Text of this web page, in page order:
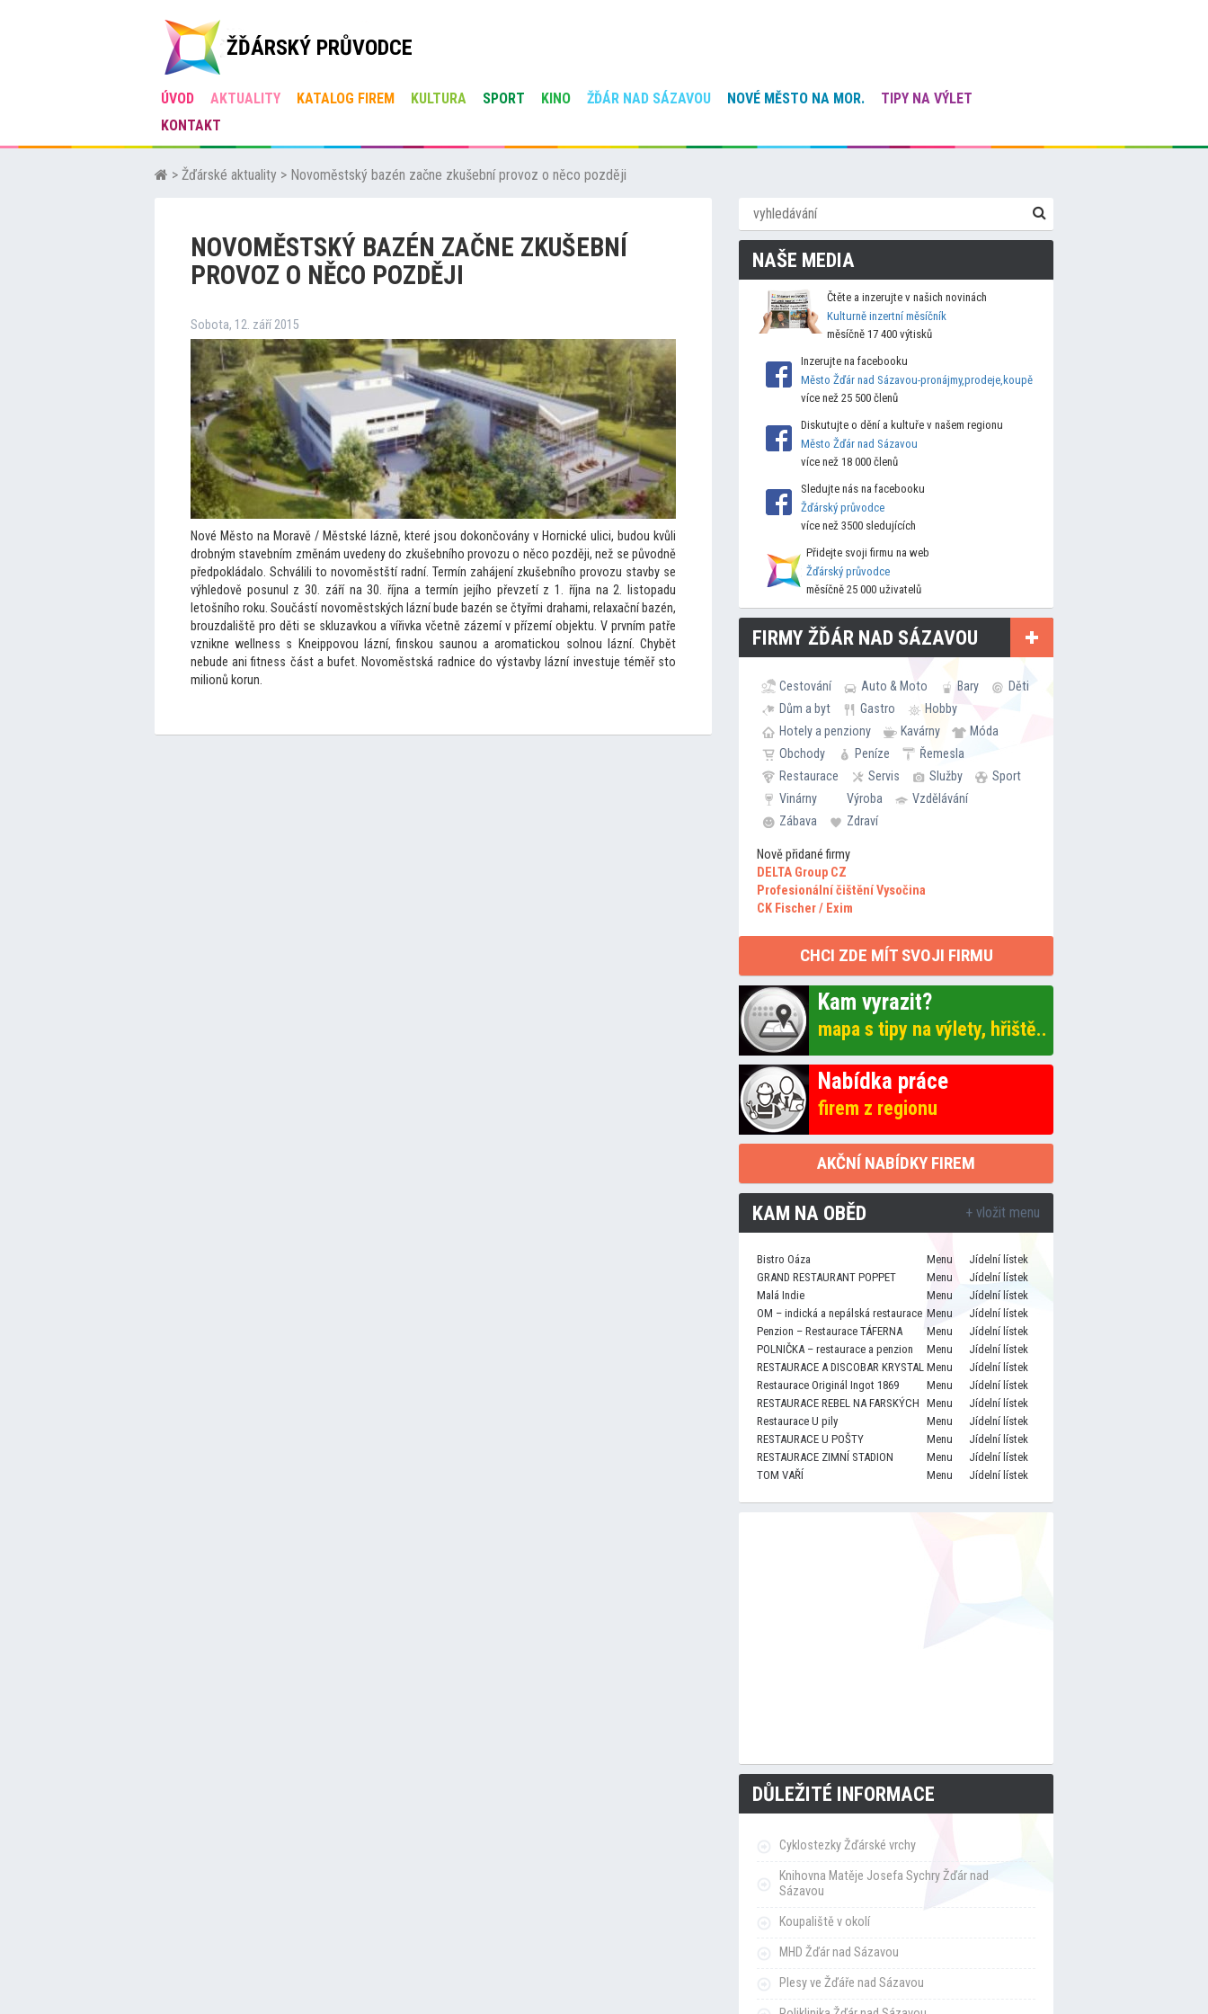
ŽĎÁRSKÝ PRŮVODCE
ÚVOD AKTUALITY KATALOG FIREM KULTURA SPORT KINO ŽĎÁR NAD SÁZAVOU NOVÉ MĚSTO NA MOR.
TIPY NA VÝLET
KONTAKT
> Žďárské aktuality > Novoměstský bazén začne zkušební provoz o něco později
NOVOMĚSTSKÝ BAZÉN ZAČNE ZKUŠEBNÍ
PROVOZ O NĚCO POZDĚJI
Sobota, 12. září 2015
Nové Město na Moravě / Městské lázně, které jsou dokončovány v Hornické ulici, budou kvůli
drobným stavebním změnám uvedeny do zkušebního provozu o něco později, než se původně
předpokládalo. Schválili to novoměstští radní. Termín zahájení zkušebního provozu stavby se
výhledově posunul z 30. září na 30. října a termín jejího převzetí z 1. října na 2. listopadu
letošního roku. Součástí novoměstských lázní bude bazén se čtyřmi drahami, relaxační bazén,
brouzdaliště pro děti se skluzavkou a vířivka včetně zázemí v přízemí objektu. V prvním patře
vznikne wellness s Kneippovou lázní, finskou saunou a aromatickou solnou lázní. Chybět
nebude ani fitness část a bufet. Novoměstská radnice do výstavby lázní investuje téměř sto
milionů korun.
NAŠE MEDIA
Čtěte a inzerujte v našich novinách
Kulturně inzertní měsíčník
měsíčně 17 400 výtisků
Inzerujte na facebooku
Město Žďár nad Sázavou-pronájmy,prodeje,koupě
více než 25 500 členů
Diskutujte o dění a kultuře v našem regionu
Město Žďár nad Sázavou
více než 18 000 členů
Sledujte nás na facebooku
Žďárský průvodce
více než 3500 sledujících
Přidejte svoji firmu na web
Žďárský průvodce
měsíčně 25 000 uživatelů
FIRMY ŽĎÁR NAD SÁZAVOU
Cestování Auto & Moto Bary
Děti
Dům a byt
Gastro
Hobby
Hotely a penziony
Kavárny
Móda
Obchody
Peníze
Řemesla
Restaurace
Servis Služby
Sport
Vinárny
Výroba
Vzdělávání
Zábava
Zdraví
Nově přidané firmy
DELTA Group CZ
Profesionální čištění Vysočina
CK Fischer / Exim
CHCI ZDE MÍT SVOJI FIRMU
Kam vyrazit?
mapa s tipy na výlety, hřiště..
Nabídka práce
firem z regionu
AKČNÍ NABÍDKY FIREM
KAM NA OBĚD + vložit menu
Bistro Oáza Menu
Jídelní lístek
GRAND RESTAURANT POPPET
Menu
Jídelní lístek
Malá Indie
Menu
Jídelní lístek
OM – indická a nepálská restaurace Menu
Jídelní lístek
Penzion – Restaurace TÁFERNA
Menu
Jídelní lístek
POLNIČKA – restaurace a penzion
Menu
Jídelní lístek
RESTAURACE A DISCOBAR KRYSTAL Menu
Jídelní lístek
Restaurace Originál Ingot 1869
Menu
Jídelní lístek
RESTAURACE REBEL NA FARSKÝCH Menu
Jídelní lístek
Restaurace U pily
Menu
Jídelní lístek
RESTAURACE U POŠTY
Menu
Jídelní lístek
RESTAURACE ZIMNÍ STADION
Menu
Jídelní lístek
TOM VAŘÍ
Menu Jídelní lístek
DŮLEŽITÉ INFORMACE
Cyklostezky Žďárské vrchy
Knihovna Matěje Josefa Sychry Žďár nad
Sázavou
Koupaliště v okolí
MHD Žďár nad Sázavou
Plesy ve Žďáře nad Sázavou